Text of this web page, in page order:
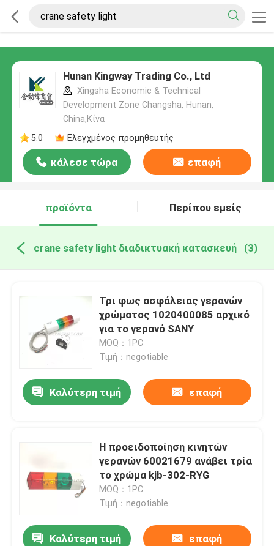
Hunan Kingway Trading Co., Ltd
Xingsha Economic & Technical
Development Zone Changsha, Hunan,
China,Κίνα
5.0
Ελεγχμένος προμηθευτής
κάλεσε τώρα επαφή
προϊόντα Περίπου εμείς
crane safety light διαδικτυακή κατασκευή (3)
Τρι φως ασφάλειας γερανών
χρώματος 1020400085 αρχικό
για το γερανό SANY
MOQ：1PC
Τιμή：negotiable
Καλύτερη τιμή επαφή
Η προειδοποίηση κινητών
γερανών 60021679 ανάβει τρία
το χρώμα kjb-302-RYG
MOQ：1PC
Τιμή：negotiable
Καλύτερη τιμή επαφή